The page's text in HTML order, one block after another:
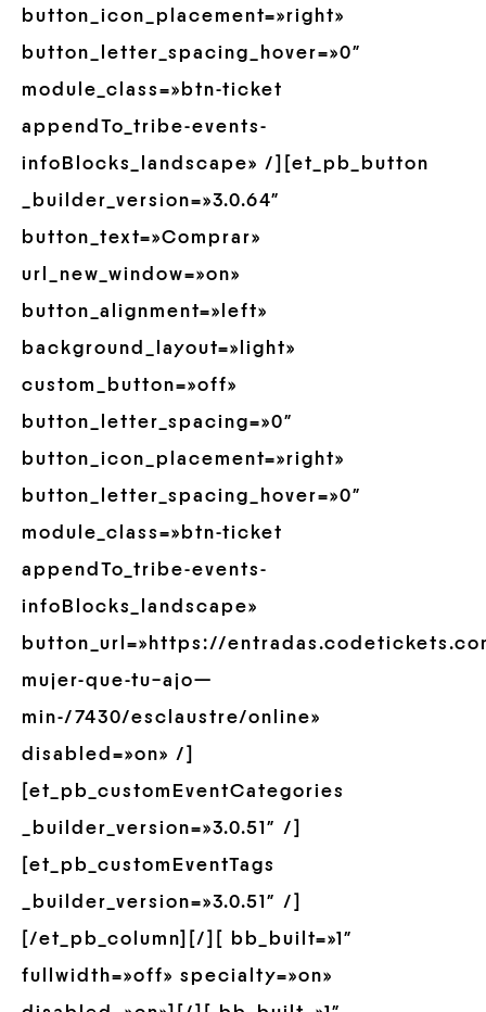
button_icon_placement=»right»
button_letter_spacing_hover=»0″
module_class=»btn-ticket
appendTo_tribe-events-
infoBlocks_landscape» /][et_pb_button
_builder_version=»3.0.64″
button_text=»Comprar»
url_new_window=»on»
button_alignment=»left»
background_layout=»light»
custom_button=»off»
button_letter_spacing=»0″
button_icon_placement=»right»
button_letter_spacing_hover=»0″
module_class=»btn-ticket
appendTo_tribe-events-
infoBlocks_landscape»
button_url=»https://
mujer-que-tu–ajo—
min-/7430/esclaustre/online»
disabled=»on» /]
[et_pb_customEventCategories
_builder_version=»3.0.51″ /]
[et_pb_customEventTags
_builder_version=»3.0.51″ /]
[/et_pb_column][/][ bb_built=»1″
fullwidth=»off» specialty=»on»